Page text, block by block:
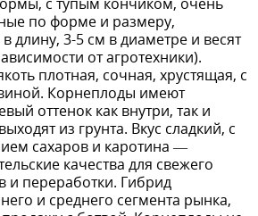
по форме и размеру,
длину, 3-5 см в диаметре и весят
от агротехники).
плотная, сочная, хрустящая, с
Корнеплоды имеют
оттенок как внутри, так и
из грунта. Вкус сладкий, с
сахаров и каротина —
качества для свежего
и переработки. Гибрид
и среднего сегмента рынка,